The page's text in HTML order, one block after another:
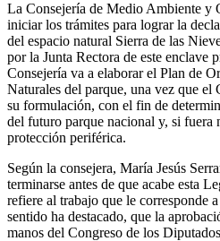
La Consejería de Medio Ambiente y
iniciar los trámites para lograr la
del espacio natural Sierra de las
por la Junta Rectora de este enclave
Consejería va a elaborar el Plan de
Naturales del parque, una vez que el
su formulación, con el fin de
del futuro parque nacional y, si fuera
protección periférica.
Según la consejera, María Jesús
terminarse antes de que acabe esta
refiere al trabajo que le corresponde
sentido ha destacado, que la
manos del Congreso de los